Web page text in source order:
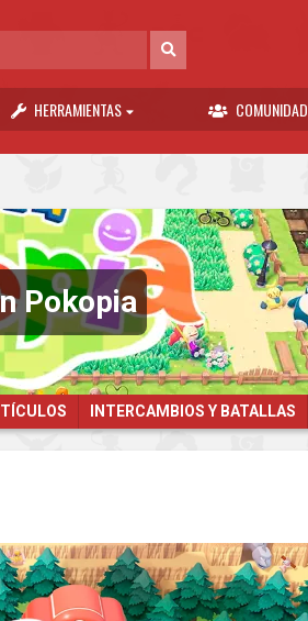
HERRAMIENTAS COMUNIDAD
Pokopia
INTERCAMBIOS Y BATALLAS